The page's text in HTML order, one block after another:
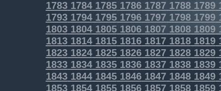
17831784178517861787 17881789
17931794179517961797 17981799
18031804180518061807 18081809
1813181418151816181718181819
1823182418251826182718281829
1833183418351836183718381839
1843184418451846184718481849
1853185418551856185718581859